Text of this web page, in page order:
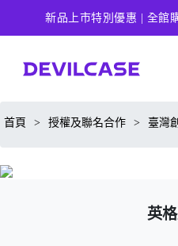
新品上市特別優惠 | 全館
首頁 > 授權及聯名合作 > 臺灣
英